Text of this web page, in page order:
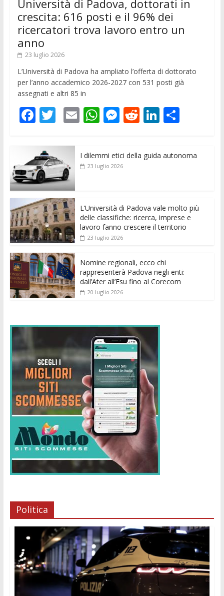
Università di Padova, dottorati in
crescita: 616 posti e il 96% dei
ricercatori trova lavoro entro un
anno
23 luglio 2026
L’Università di Padova ha ampliato l’offerta di dottorato
per l’anno accademico 2026-2027 con 531 posti già
assegnati e altri 85 in
F
e
b
o
o
k
T
itt
er
E
ai
l
W
s
p
M
ss
e
er
R
di
Li
e
C
di
I dilemmi etici della guida autonoma
23 luglio 2026
L’Università di Padova vale molto più
delle classifiche: ricerca, imprese e
lavoro fanno crescere il territorio
23 luglio 2026
Nomine regionali, ecco chi
rappresenterà Padova negli enti:
dall’Ater all’Esu fino al Corecom
20 luglio 2026
Politica